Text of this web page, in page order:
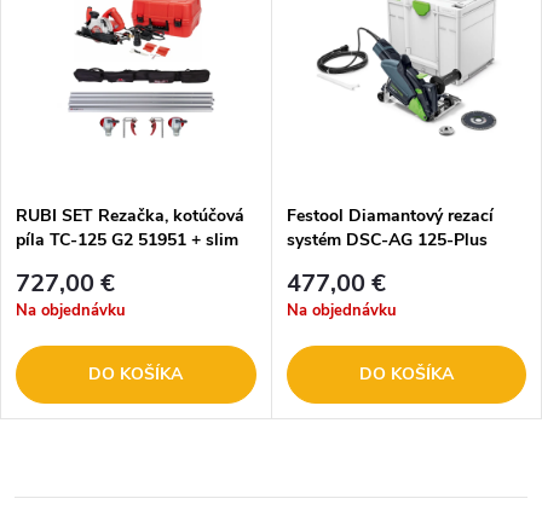
RUBI SET Rezačka, kotúčová
píla TC-125 G2 51951 + slim
727,00 €
Na objednávku
DO KOŠÍKA
Festool Diamantový rezací
systém DSC-AG 125-Plus
477,00 €
Na objednávku
DO KOŠÍKA